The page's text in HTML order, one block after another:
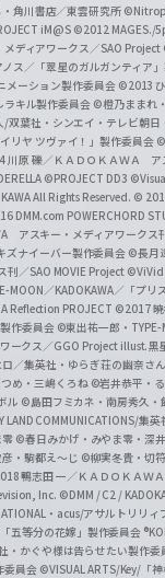
角川書店／東雲研究所
iM@S ©2012 MAGES./
ディアワークス／SAO Project
ス／「翠星のガルガンティア
ーション製作委員会 ©2013
キル製作委員会 ©橙乃ままれ
双葉社・シンエイ・テレビ朝
リヤ ツヴァイ！」製作委員会
川原 礫／ＫＡＤＯＫＡＷＡ ア
©PROJECT DD3
All Rights Reserved. ©
DMM.com POWERCHORD
アスキー・メディアワークス
ズナイーバー製作委員会 ©長月
／SAO MOVIE Project ©ViVid
MOON／KADOKAWA／「プ
Reflection PROJECT ©2017 暁
作委員会 ©東出祐一郎・TYPE-
ークス／GGO Project illust.黒
／集英社・ゆらぎ荘の幽奈さ
め・三嶋くろね ©岩井恭平・
ル ©島田フミカネ・南房秀久・
LAND COMMUNICATIONS/集
©春日みかげ・みやま零・深
・駒都え～じ ©柳実冬貴・切符
鴨志田 一／ＫＡＤＯＫＡＷ
Inc. ©DMM / C2 /
・acus/アサルトリリィ
五等分の花嫁」製作委員会
・かぐや様は告らせたい製作委
委員会 ©VISUAL ARTS/Key/「